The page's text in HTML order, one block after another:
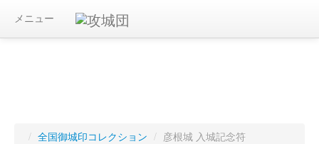
メニュー
/ 全国御城印コレクション / 彦根城 入城記念符